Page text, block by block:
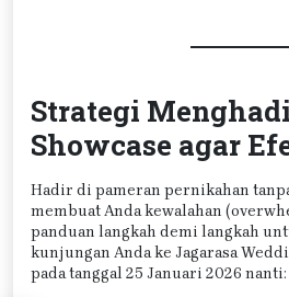
Strategi
Showcase agar
Hadir di pameran pernikahan
membuat Anda kewalahan
panduan langkah demi langkah
kunjungan Anda ke Jagarasa
pada tanggal 25 Januari 2026 nanti: